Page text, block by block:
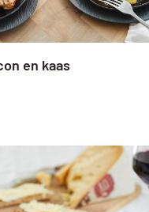
en kaas